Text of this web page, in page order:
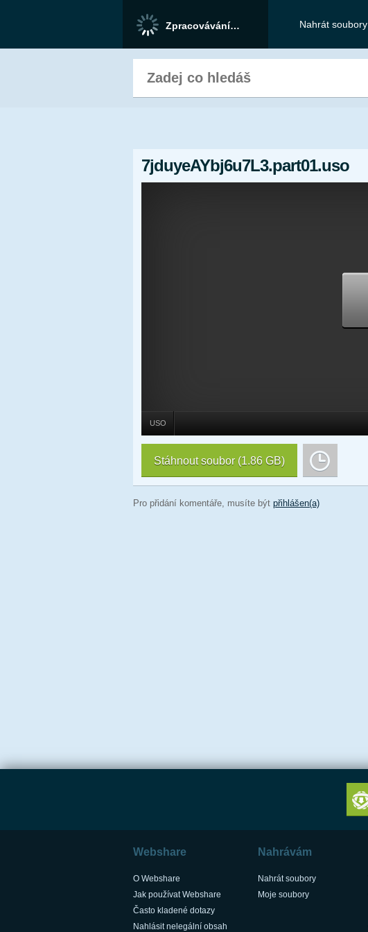
Zpracovávání… Nahrát soubory
7jduyeAYbj6u7L3.part01.uso
USO
Stáhnout soubor (1.86 GB)
Pro přidání komentáře, musíte být přihlášen(a)
Webshare
O Webshare
Jak používat Webshare
Často kladené dotazy
Nahlásit nelegální obsah
Nahrávám
Nahrát soubory
Moje soubory